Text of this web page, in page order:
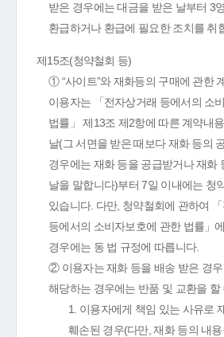
받은 경우에는 대금을 받은 날부터 3
환급하거나 환급에 필요한 조치를 취
제15조(청약철회 등)
① “사이트”와 재화등의 구매에 관한
이용자는 「전자상거래 등에서의 소
법률」 제13조 제2항에 따른 계약내
날(그 서면을 받은 때보다 재화 등의
경우에는 재화 등을 공급받거나 재화
날을 말합니다)부터 7일 이내에는 청
있습니다. 다만, 청약철회에 관하여
등에서의 소비자보호에 관한 법률」
경우에는 동 법 규정에 따릅니다.
② 이용자는 재화 등을 배송 받은 경우
해당하는 경우에는 반품 및 교환을 할
1. 이용자에게 책임 있는 사유로
훼손된 경우(다만, 재화 등의 내